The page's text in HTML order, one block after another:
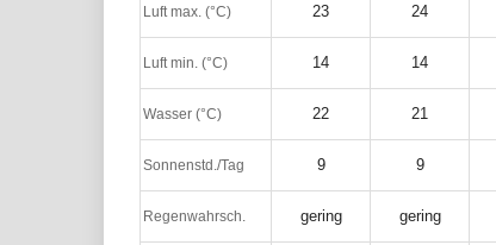
Luft max. (°C) 23 24
Luft min. (°C) 14 14
Wasser (°C) 22 21
Sonnenstd./Tag 9 9
Regenwahrsch. gering gering